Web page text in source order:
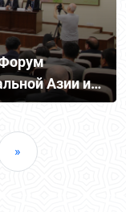
Азии и
»